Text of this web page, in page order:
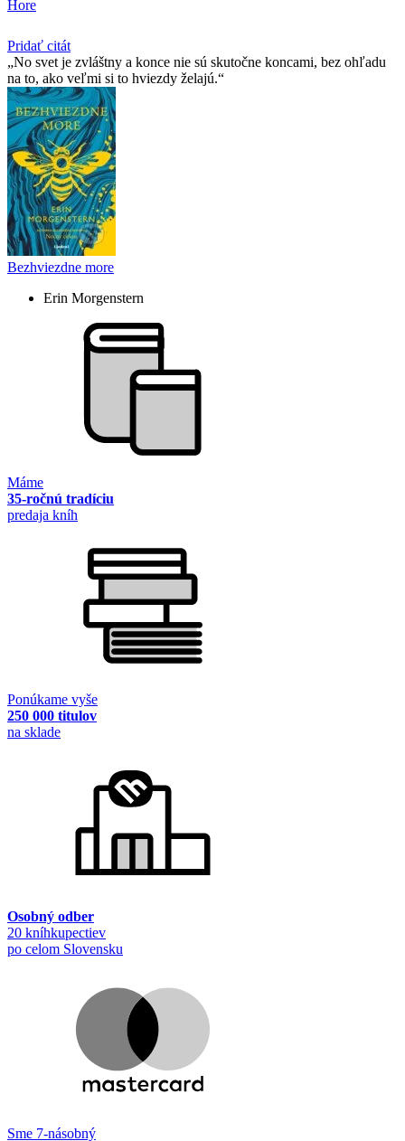
Hore
Pridať citát
No svet je zvláštny a konce nie sú skutočne koncami, bez ohľadu
na to, ako veľmi si to hviezdy želajú.
Bezhviezdne more
Erin Morgenstern
Máme
35-ročnú tradíciu
predaja kníh
Ponúkame vyše
250 000 titulov
na sklade
Osobný odber
20 kníhkupectiev
po celom Slovensku
Sme 7-násobný